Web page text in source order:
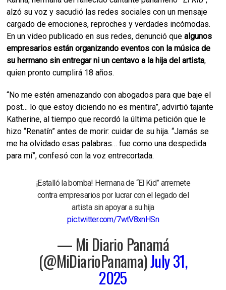
alzó su voz y sacudió las redes sociales con un mensaje
cargado de emociones, reproches y verdades incómodas.
En un video publicado en sus redes, denunció quealgunos
empresarios están organizando eventos con la música de
su hermano sin entregar ni un centavo a la hija del artista,
quien pronto cumplirá 18 años.
“No me estén amenazando con abogados para que baje el
post… lo que estoy diciendo no es mentira”, advirtió tajante
Katherine, al tiempo que recordó la última petición que le
hizo “Renatín” antes de morir: cuidar de su hija. “Jamás se
me ha olvidado esas palabras… fue como una despedida
para mí”, confesó con la voz entrecortada.
¡Estalló la bomba! Hermana de “El Kid” arremete
contra empresarios por lucrar con el legado del
artista sin apoyar a su hija
pic.twitter.com/7wtV8xnHSn
— Mi Diario Panamá
(@MiDiarioPanama)July 31,
2025